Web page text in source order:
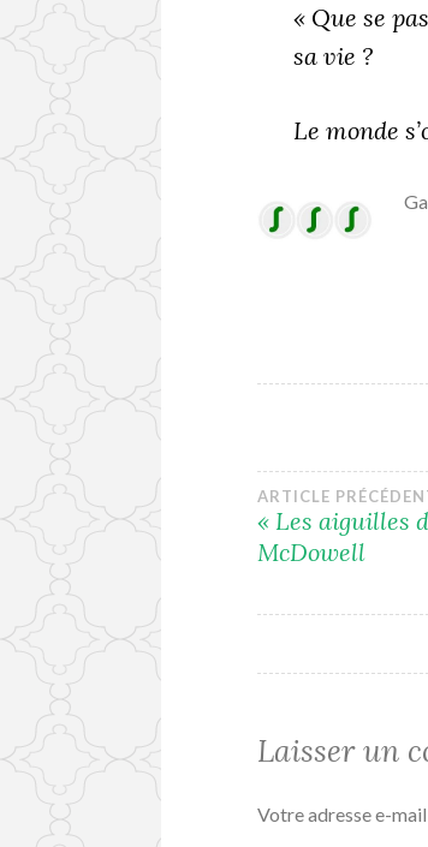
« Que se
sa vie ?
Le monde
de
l’article
ARTICLE
« Les aiguilles
McDowell
Laisser un
Votre adresse e-